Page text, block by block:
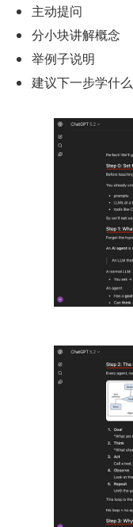
主动提问
分小块讲解概念
举例子说明
建议下一步学什么